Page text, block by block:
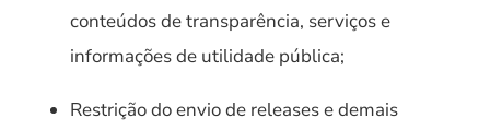
conteúdos de transparência, serviços e
informações de utilidade pública;
Restrição do envio de releases e demais